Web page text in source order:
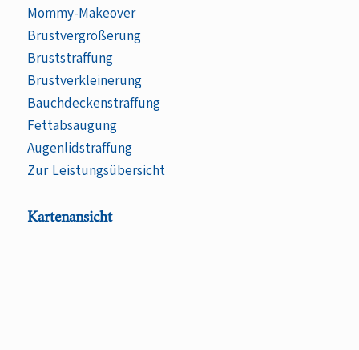
Mommy-Makeover
Brustvergrößerung
Bruststraffung
Brustverkleinerung
Bauchdeckenstraffung
Fettabsaugung
Augenlidstraffung
Zur Leistungsübersicht
Kartenansicht